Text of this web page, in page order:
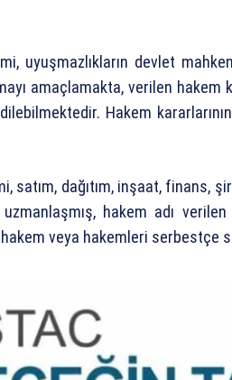
uyuşmazlıkların devlet
amaçlamakta, verilen hakem
Hakem
satım, dağıtım, inşaat, finans,
uzmanlaşmış, hakem adı
veya hakemleri serbestçe